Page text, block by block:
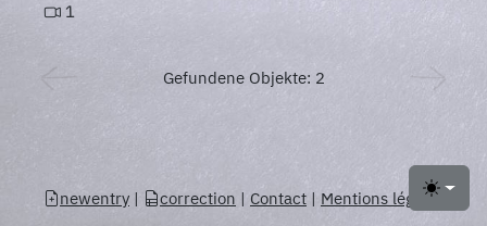
Toggle
1
Gefundene Objekte: 2
newentry | correction | Contact | Mentions légales